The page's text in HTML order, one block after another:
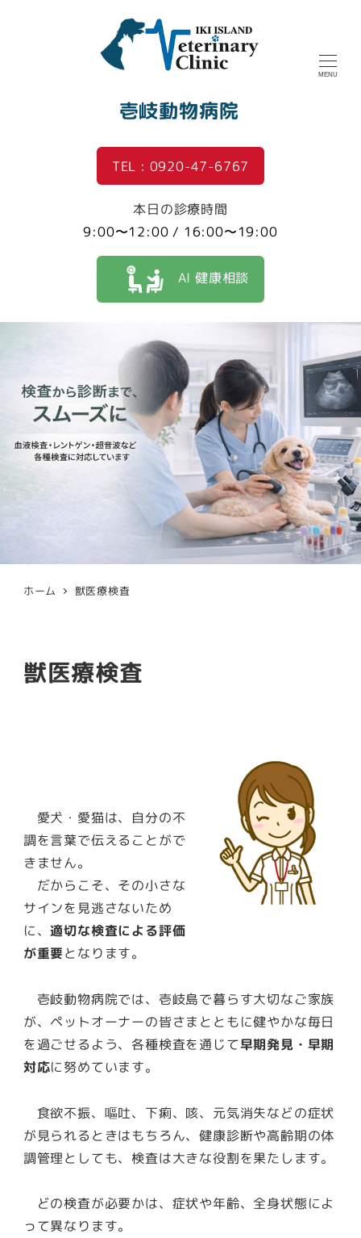
壱岐動物病院
MENU
TEL : 0920-47-6767
本日の診療時間
9:00〜12:00 / 16:00〜19:00
AI 健康相談
ホーム 獣医療検査
獣医療検査
愛犬・愛猫は、自分の不
調を言葉で伝えることがで
きません。
だからこそ、その小さな
サインを見逃さないため
に、適切な検査による評価
が重要となります。
壱岐動物病院では、壱岐島で暮らす大切なご家族
が、ペットオーナーの皆さまとともに健やかな毎日
を過ごせるよう、各種検査を通じて早期発見・早期
対応に努めています。
食欲不振、嘔吐、下痢、咳、元気消失などの症状
が見られるときはもちろん、健康診断や高齢期の体
調管理としても、検査は大きな役割を果たします。
どの検査が必要かは、症状や年齢、全身状態によ
って異なります。